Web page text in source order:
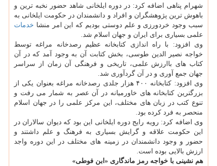
شهرام پناهی اضافه کرد: در دوره ایلخانی شاهد حضور نخبه ترین و
باهوش ترین پژوهشگران و افراد و دانشمندان در حکومت ایلخانی به
سبب وجود خردورزی و علم دوستی بودیم که این امر منشا خدمات
علمی بسیاری برای ایران و جهان اسلام شد.
وی افزود: با راه اندازی کتابخانه عظیم رصدخانه مراغه توسط
خواجه نصیر الدین طوسی، بخش کتابت آن به وجود آمد که در آن
کتاب های باارزش علمی، تاریخی و فرهنگی آن زمان از سراسر
جهان جمع آوری و در آن گردآوری شد.
وی افزود: کتابخانه ۴۰۰ هزار جلدی رصدخانه مراغه بعنوان یکی از
بزرگترین کتابخانه های خاورمیانه در آن عصر به شمار می رفت و
تنوع کتب در زبان های مختلف، این مرکز علمی را در جهان اسلام
منحصر به فرد کرده بود.
وی اضافه کرد: رویه رایج دوره ایلخانی این بود که دیوان سالاران در
این حکومت علاقه و گرایش بسیاری به فرهنگ و علم داشتند و
حضور و وجود دانشمندان در زمینه های مختلف در این دوره واجد
ارزش بالایی بوده است.
هم نشینی با خواجه رمز ماندگاری «ابن فوطی»